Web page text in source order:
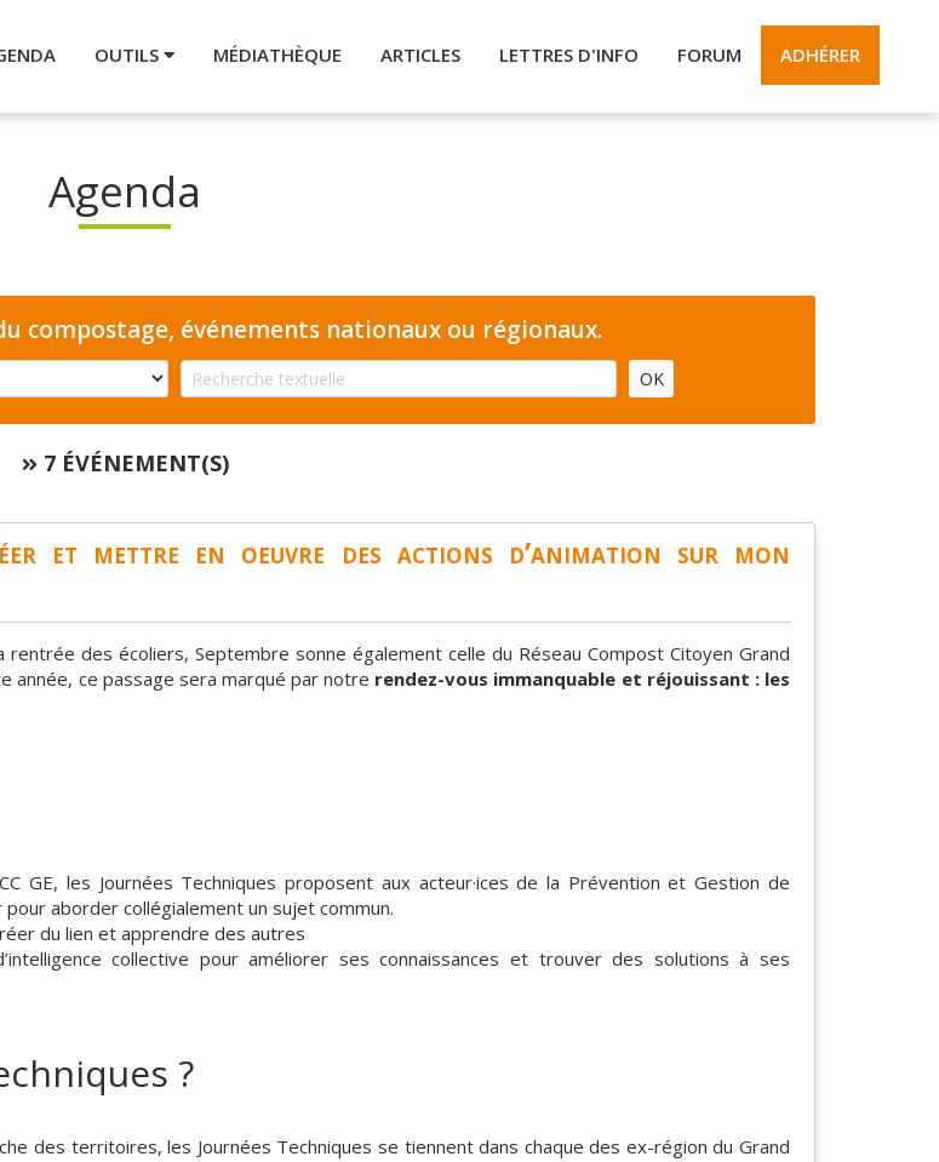
OUTILS MÉDIATHÈQUE ARTICLES LETTRES D'INFO FORUM ADHÉRER
Agenda
compostage, événements nationaux ou régionaux.
OK
7 ÉVÉNEMENT(S)
et mettre en oeuvre des actions d’animation sur mon
rentrée des écoliers, Septembre sonne également celle du Réseau Compost Citoyen Grand
année, ce passage sera marqué par notre rendez-vous immanquable et réjouissant : les
GE, les Journées Techniques proposent aux acteur·ices de la Prévention et Gestion de
aborder collégialement un sujet commun.
du lien et apprendre des autres
collective pour améliorer ses connaissances et trouver des solutions à ses
?
des territoires, les Journées Techniques se tiennent dans chaque des ex-région du Grand